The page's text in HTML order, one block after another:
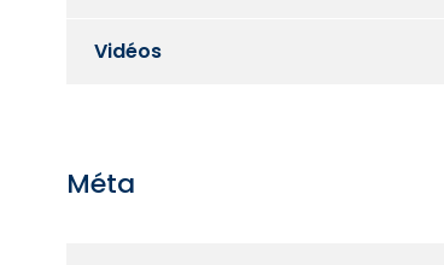
Vidéos
Méta